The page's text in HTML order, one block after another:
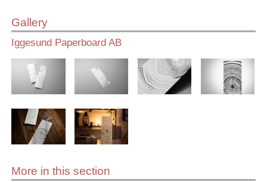
Gallery
Iggesund Paperboard AB
More in this section